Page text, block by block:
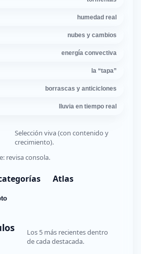
humedad real
nubes y cambios
energía convectiva
la “tapa”
borrascas y anticiclones
lluvia en tiempo real
Selección viva (con contenido y
crecimiento).
revisa consola.
Atlas
Los 5 más recientes dentro
de cada destacada.